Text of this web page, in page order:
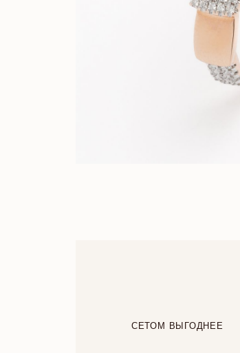
СЕТОМ ВЫГОДНЕЕ